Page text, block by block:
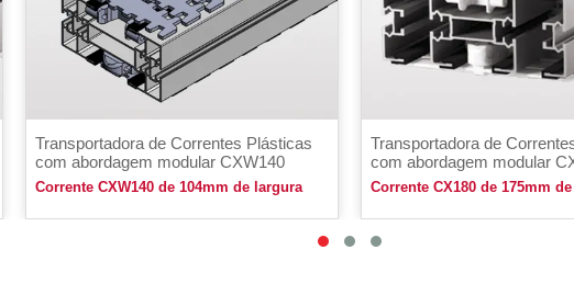
Transportadora de Correntes Plásticas
com abordagem modular CXW140
Corrente CXW140 de 104mm de largura
Transportadora de
com abordagem modular
Corrente CX180 de 175mm